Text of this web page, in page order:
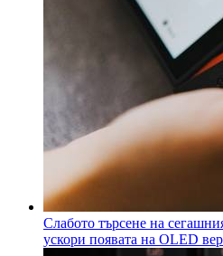
Слабото търсене на
ускори появата на OLED